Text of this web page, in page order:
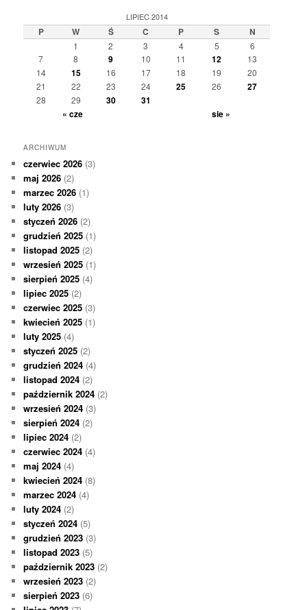
LIPIEC 2014
P W Ś C P S N
1 2 3 4 5
6
7
8 9 10 11 12
13
14
15 16 17 18 19
20
21
22 23 24 25 26 27
28 29 30
31
« cze
sie »
ARCHIWUM
czerwiec 2026 (3)
maj 2026 (2)
marzec 2026 (1)
luty 2026 (3)
styczeń 2026 (2)
grudzień 2025 (1)
listopad 2025 (2)
wrzesień 2025 (1)
sierpień 2025 (4)
lipiec 2025 (2)
czerwiec 2025 (3)
kwiecień 2025 (1)
luty 2025 (4)
styczeń 2025 (2)
grudzień 2024 (4)
listopad 2024 (2)
październik 2024 (2)
wrzesień 2024 (3)
sierpień 2024 (2)
lipiec 2024 (2)
czerwiec 2024 (4)
maj 2024 (4)
kwiecień 2024 (8)
marzec 2024 (4)
luty 2024 (2)
styczeń 2024 (5)
grudzień 2023 (3)
listopad 2023 (5)
październik 2023 (2)
wrzesień 2023 (2)
sierpień 2023 (6)